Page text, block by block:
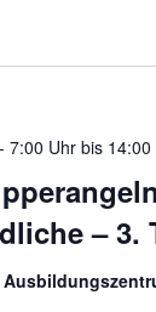
– 3.
7:00 Uhrbis 14:00